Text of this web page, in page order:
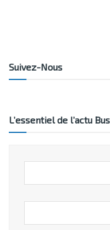
Suivez-Nous
L’essentiel de l’actu